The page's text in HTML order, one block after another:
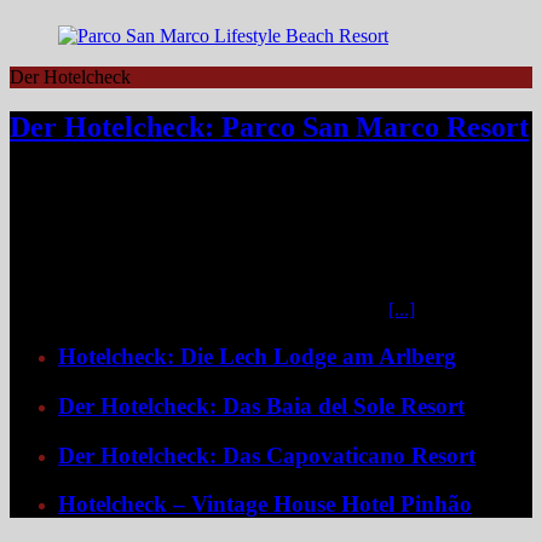
Der Hotelcheck
Der Hotelcheck: Parco San Marco Resort
[...]
Hotelcheck: Die Lech Lodge am Arlberg
Der Hotelcheck: Das Baia del Sole Resort
Der Hotelcheck: Das Capovaticano Resort
Hotelcheck – Vintage House Hotel Pinhão